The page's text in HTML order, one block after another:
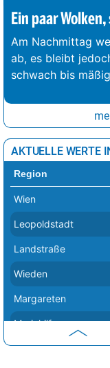
Ein paar
Am Nachmittag
ab, es bleibt
schwach bis
AKTUELLE WERTE
Region
Wien
Leopoldstadt
Landstraße
Wieden
Margareten
Mariahilf
Neubau